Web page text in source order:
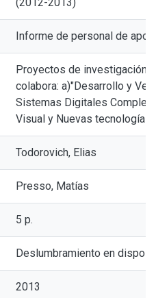
Informe de personal de
Proyectos de investigación
colabora: a)"Desarrollo y
Sistemas Digitales
Visual y Nuevas tecnologías
Todorovich, Elias
Presso, Matías
5 p.
Deslumbramiento en
2013